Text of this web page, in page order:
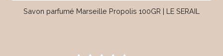
Savon parfumé Marseille Propolis 100GR | LE SERAIL